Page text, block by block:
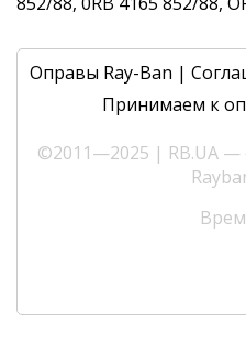
Оправы Ray-Ban |
Принимаем к
©2011—2025 | RB.UA —